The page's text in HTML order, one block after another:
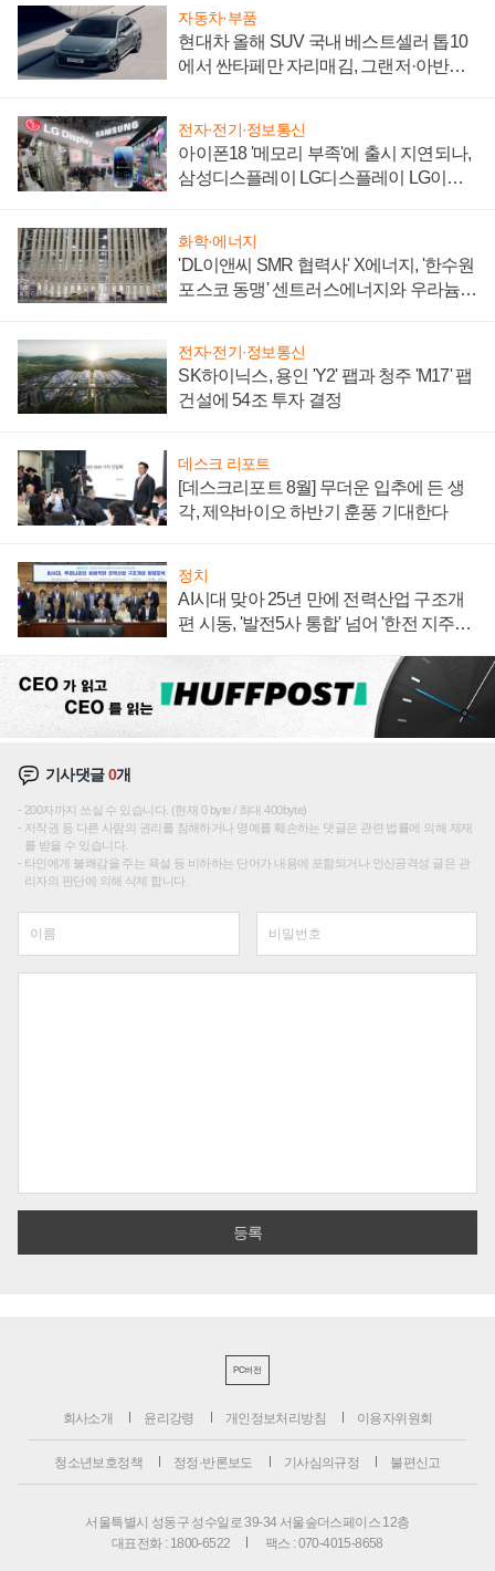
자동차·부품
현대차 올해 SUV 국내 베스트셀러 톱10
에서 싼타페만 자리매김, 그랜저·아반떼
전자·전기·정보통신
아이폰18 '메모리 부족'에 출시 지연되나,
삼성디스플레이 LG디스플레이 LG이노
화학·에너지
'DL이앤씨 SMR 협력사' X에너지, '한수원
포스코 동맹' 센트러스에너지와 우라늄
전자·전기·정보통신
SK하이닉스, 용인 'Y2' 팹과 청주 'M17' 팹
건설에 54조 투자 결정
데스크 리포트
[데스크리포트 8월] 무더운 입추에 든 생
각, 제약바이오 하반기 훈풍 기대한다
정치
AI시대 맞아 25년 만에 전력산업 구조개
편 시동, '발전5사 통합' 넘어 '한전 지주사'
기사댓글0개
200자까지 쓰실 수 있습니다. (현재 0 byte / 최대 400byte)
저작권 등 다른 사람의 권리를 침해하거나 명예를 훼손하는 댓글은 관련 법률에 의해 제재
를 받을 수 있습니다.
타인에게 불쾌감을 주는 욕설 등 비하하는 단어가 내용에 포함되거나 인신공격성 글은 관
리자의 판단에 의해 삭제 합니다.
PC버전
회사소개 윤리강령 개인정보처리방침 이용자위원회
청소년보호정책 정정·반론보도 기사심의규정 불편신고
서울특별시 성동구 성수일로 39-34 서울숲더스페이스 12층
대표전화 : 1800-6522
팩스 : 070-4015-8658